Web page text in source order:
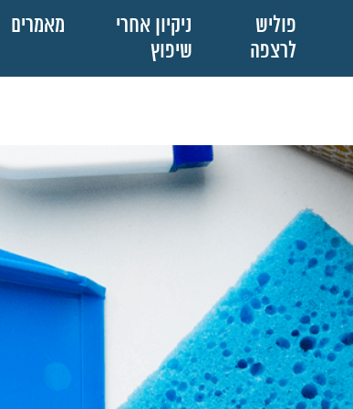
פוליש
לרצפה
ניקיון אחרי
שיפוץ
מאמרים